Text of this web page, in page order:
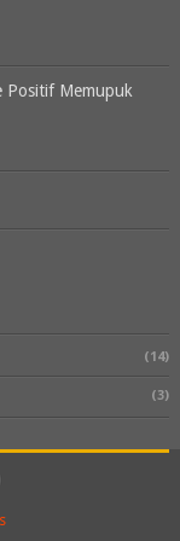
Positif Memupuk
(14)
(3)